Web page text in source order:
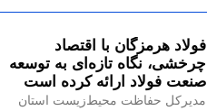
فولاد هرمزگان با اقتصاد
چرخشی، نگاه تازه‌ای به توسعه
صنعت فولاد ارائه کرده است
مدیرکل حفاظت محیط‌زیست استان